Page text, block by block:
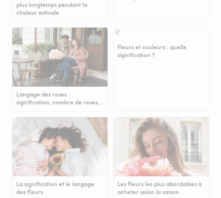
plus longtemps pendant la
chaleur estivale
Langage des roses :
signification, nombre de roses…
Fleurs et couleurs : quelle
signification ?
La signification et le langage
des fleurs
Les fleurs les plus abordables à
acheter selon la saison